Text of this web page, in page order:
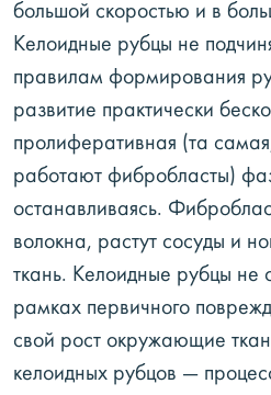
большой скоростью и в
Келоидные рубцы не
правилам формирования
развитие практически
пролиферативная (та
работают фибробласты)
останавливаясь.
волокна, растут сосуды и
ткань. Келоидные рубцы не
рамках первичного
свой рост окружающие
келоидных рубцов —